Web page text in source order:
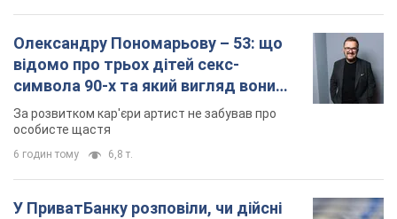
Олександру Пономарьову – 53: що
відомо про трьох дітей секс-
символа 90-х та який вигляд вони
мають
За розвитком кар'єри артист не забував про
особисте щастя
6 годин тому 6,8 т.
У ПриватБанку розповіли, чи дійсні